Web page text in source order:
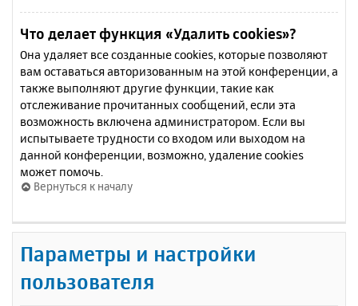
Что делает функция «Удалить cookies»?
Она удаляет все созданные cookies, которые позволяют
вам оставаться авторизованным на этой конференции, а
также выполняют другие функции, такие как
отслеживание прочитанных сообщений, если эта
возможность включена администратором. Если вы
испытываете трудности со входом или выходом на
данной конференции, возможно, удаление cookies
может помочь.
Вернуться к началу
Параметры и настройки
пользователя